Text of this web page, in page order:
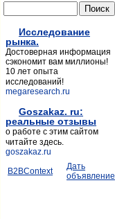
Исследование
рынка.
Достоверная информация
сэкономит вам миллионы!
10 лет опыта
исследований!
megaresearch.ru
Goszakaz. ru:
реальные отзывы
о работе с этим сайтом
читайте здесь.
goszakaz.ru
B2BContext
Дать
объявление